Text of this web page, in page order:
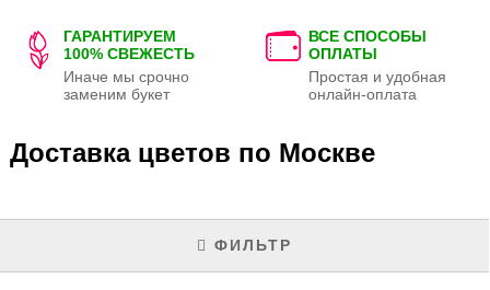
ГАРАНТИРУЕМ
100% СВЕЖЕСТЬ
Иначе мы срочно
заменим букет
ВСЕ СПОСОБЫ
ОПЛАТЫ
Простая и удобная
онлайн-оплата
Доставка цветов по Москве
ФИЛЬТР